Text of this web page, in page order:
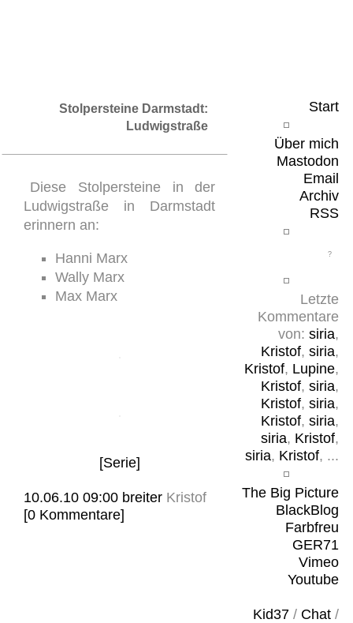
Start
Über mich
Mastodon
Email
Archiv
RSS
Letzte
Kommentare
von: siria,
Kristof, siria,
Kristof, Lupine,
Kristof, siria,
Kristof, siria,
Kristof, siria,
siria, Kristof,
siria, Kristof, ...
The Big Picture
BlackBlog
Farbfreu
GER71
Vimeo
Youtube
Kid37/ Chat/
Stolpersteine Darmstadt:
Ludwigstraße
Diese Stolpersteine in der
Ludwigstraße in Darmstadt
erinnern an:
Hanni Marx
Wally Marx
Max Marx
[Serie]
10.06.10 09:00 breiter Kristof
[0 Kommentare]